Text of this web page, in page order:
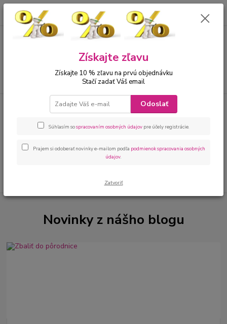
00421 905 612848 za0 €
Dievčatá 2 - 16 Pančuchy, ponožky ponožky
ponožky
V tejto kategórii nebol nájdený žiadny tovar.
Novinky z nášho blogu
Získajte zľavu
Získajte 10 % zľavu na prvú objednávku
Stačí zadať Váš email
Odoslať
Súhlasím sospracovaním osobných údajov pre účely registrácie.
Prajem si odoberať novinky e-mailom podľa podmienok spracovania osobných
údajov.
Zatvoriť